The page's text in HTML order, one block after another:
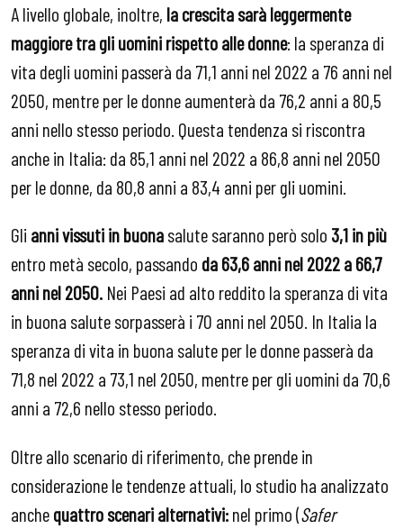
A livello globale, inoltre, la crescita sarà leggermente
maggiore tra gli uomini rispetto alle donne: la speranza di
vita degli uomini passerà da 71,1 anni nel 2022 a 76 anni nel
2050, mentre per le donne aumenterà da 76,2 anni a 80,5
anni nello stesso periodo. Questa tendenza si riscontra
anche in Italia: da 85,1 anni nel 2022 a 86,8 anni nel 2050
per le donne, da 80,8 anni a 83,4 anni per gli uomini.
Gli anni vissuti inbuonasalute saranno però solo 3,1 in più
entro metà secolo, passando da 63,6 anni nel 2022 a 66,7
anni nel 2050. Nei Paesi ad alto reddito la speranza di vita
in buona salute sorpasserà i 70 anni nel 2050. In Italia la
speranza di vita in buona salute per le donne passerà da
71,8 nel 2022 a 73,1 nel 2050, mentre per gli uomini da 70,6
anni a 72,6 nello stesso periodo.
Oltre allo scenario di riferimento, che prende in
considerazione le tendenze attuali, lo studio ha analizzato
anchequattro scenari alternativi:nel primo (Safer